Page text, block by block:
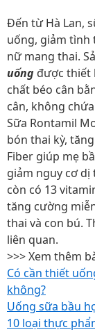
Đến từ Hà Lan,
uống, giảm tình
nữ mang thai.
uống được thiết
chất béo cân
cân, không
Sữa Rontamil
bón thai kỳ,
Fiber giúp mẹ
giảm nguy cơ
còn có 13
tăng cường
thai và con bú.
liên quan.
>>> Xem thêm
Có cần thiết
không?
Uống sữa bầu
10 loại thực